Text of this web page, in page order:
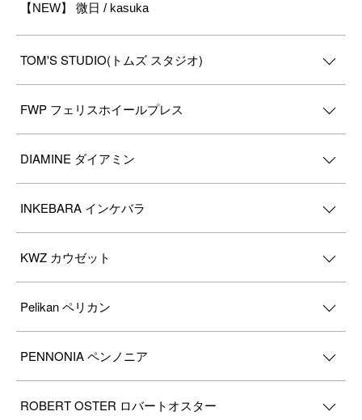
【NEW】 微日 / kasuka
TOM'S STUDIO(トムズ スタジオ)
FWP フェリスホイールプレス
DIAMINE ダイアミン
INKEBARA インケバラ
KWZ カウゼット
Pelikan ペリカン
PENNONIA ペンノニア
ROBERT OSTER ロバートオスター